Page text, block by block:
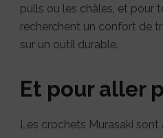
pulls ou les châles, et pour
recherchent un confort de
sur un outil durable.
Et pour aller
Les crochets Murasaki